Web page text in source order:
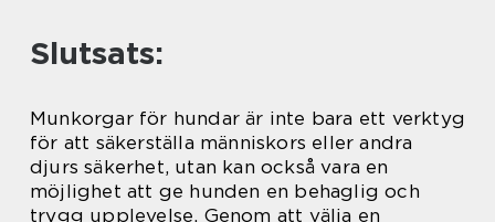
Slutsats:
Munkorgar för hundar är inte bara ett verktyg
för att säkerställa människors eller andra
djurs säkerhet, utan kan också vara en
möjlighet att ge hunden en behaglig och
trygg upplevelse. Genom att välja en